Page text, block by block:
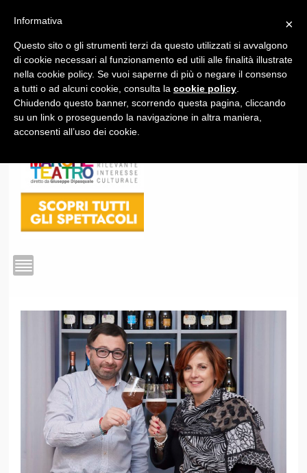
1
×
Informativa
Questo sito o gli strumenti terzi da questo utilizzati si avvalgono
di cookie necessari al funzionamento ed utili alle finalità illustrate
nella cookie policy. Se vuoi saperne di più o negare il consenso
a tutti o ad alcuni cookie, consulta la cookie policy
Chiudendo questo banner, scorrendo questa pagina, cliccando
su un link o proseguendo la navigazione in altra maniera,
acconsenti all’uso dei cookie.